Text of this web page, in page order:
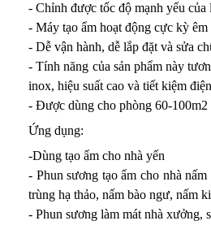
- Chỉnh được tốc độ mạnh yếu của
- Máy tạo ẩm hoạt động cực kỳ
- Dễ vận hành, dễ lắp đặt và sửa
- Tính năng của sản phẩm này
inox, hiệu suất cao và tiết kiệm
- Được dùng cho phòng 60-100m2
Ứng dụng:
-Dùng tạo ẩm cho nhà yến
- Phun sương tạo ẩm cho nhà
trùng hạ thảo, nấm bào ngư, nấm
- Phun sương làm mát nhà xưởng,